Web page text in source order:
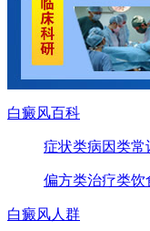
白癜风百科
症状类病因类常
偏方类治疗类饮
白癜风人群